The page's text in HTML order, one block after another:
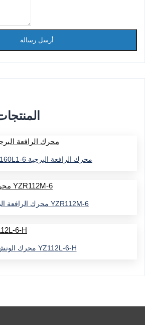
أرسل رسالة
YZTD160L1-6 محرك الرافعة البرجية
محرك الرافعة البحرية YZR112M-6
محرك الونش YZ112L-6-H